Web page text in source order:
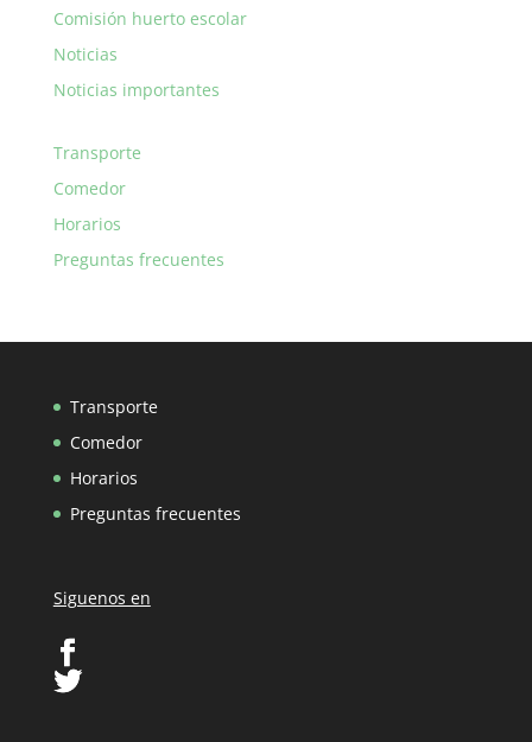
Comisión huerto escolar
Noticias
Noticias importantes
Transporte
Comedor
Horarios
Preguntas frecuentes
Transporte
Comedor
Horarios
Preguntas frecuentes
Siguenos en